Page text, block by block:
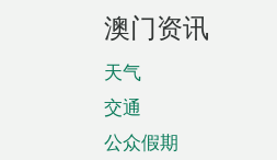
澳门资讯
天气
交通
公众假期